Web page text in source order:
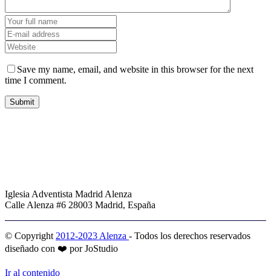
Save my name, email, and website in this browser for the next
time I comment.
Iglesia Adventista Madrid Alenza
Calle Alenza #6 28003 Madrid, España
© Copyright 2012-2023 Alenza - Todos los derechos reservados
diseñado con ❤️ por JoStudio
Ir al contenido